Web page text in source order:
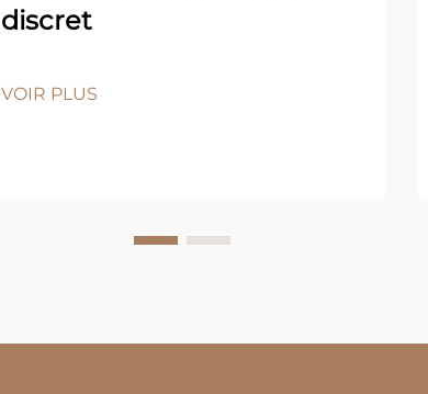
discret
VOIR PLUS